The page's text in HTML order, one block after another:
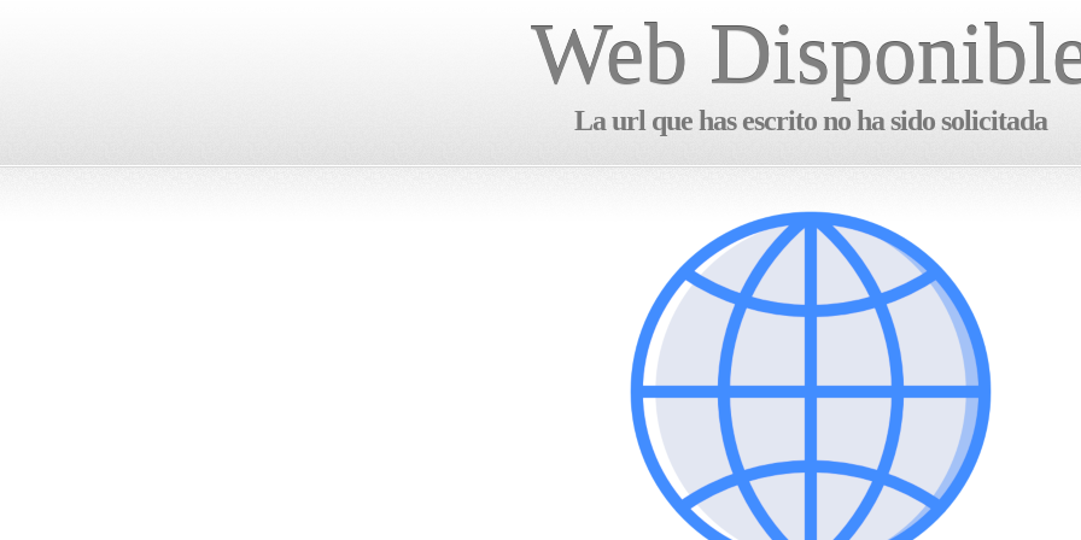
Web
La url que has escrito no ha sido solicitada